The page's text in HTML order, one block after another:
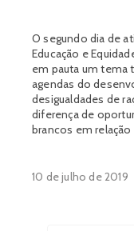
O segundo dia de
Educação e
em pauta um tema
agendas do
desigualdades de
diferença de
brancos em
10 de julho de 2019